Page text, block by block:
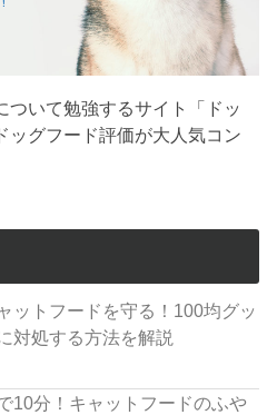
ついて勉強するサイト「ドッ
ッグフード評価が大人気コン
ットフードを守る！100均グッ
対処する方法を解説
10分！キャットフードのふや